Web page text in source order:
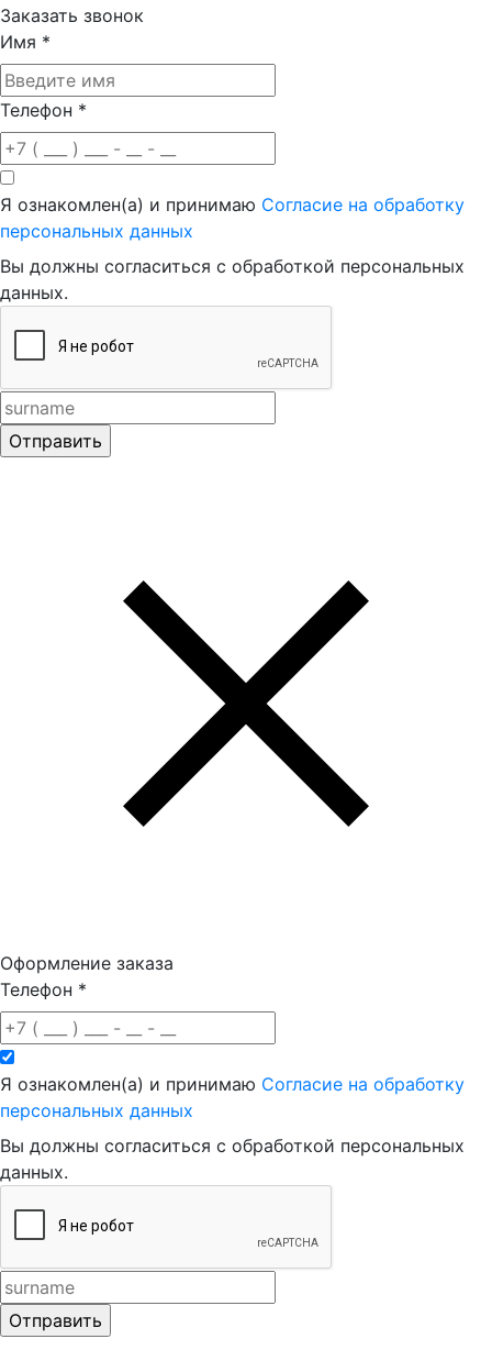
Заказать звонок
Имя *
Телефон *
Я ознакомлен(а) и принимаю Согласие на обработку
персональных данных
Вы должны согласиться с обработкой персональных
данных.
Оформление заказа
Телефон *
Я ознакомлен(а) и принимаю Согласие на обработку
персональных данных
Вы должны согласиться с обработкой персональных
данных.